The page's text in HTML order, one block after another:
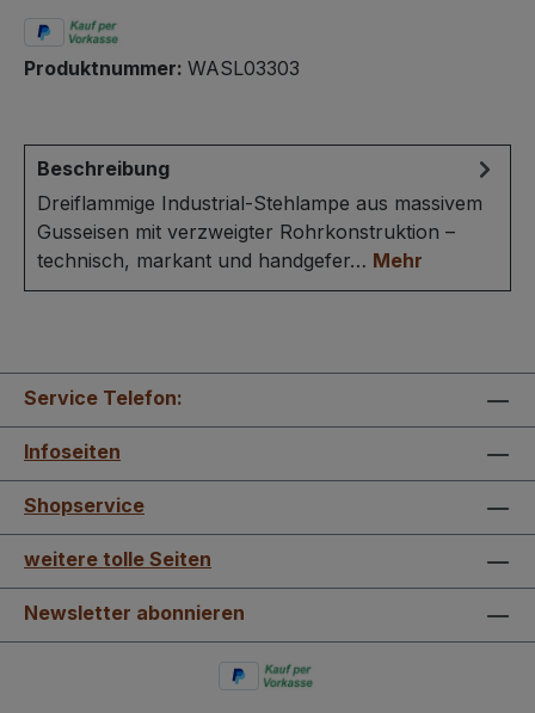
Produktnummer: WASL03303
Beschreibung
Dreiflammige Industrial-Stehlampe aus massivem
Gusseisen mit verzweigter Rohrkonstruktion –
technisch, markant und handgefer… Mehr
Service Telefon:
Infoseiten
Shopservice
weitere tolle Seiten
Newsletter abonnieren